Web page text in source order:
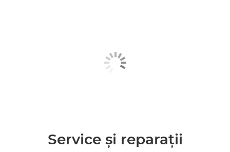
Service şi reparaţii